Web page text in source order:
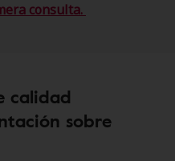
consulta.
calidad
sobre